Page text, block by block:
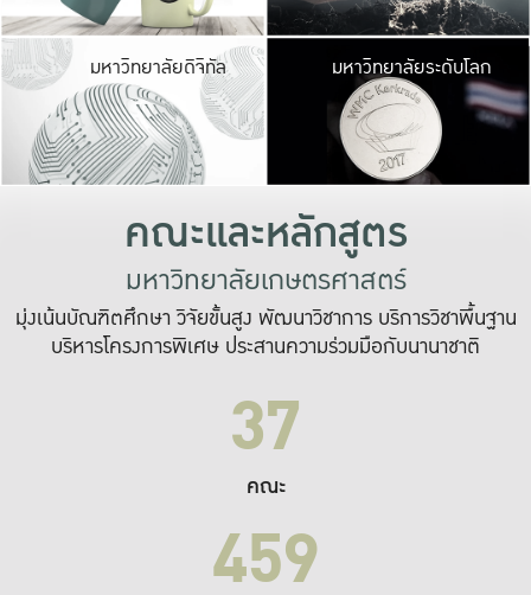
มหาวิทยาลัยดิจิทัล มหาวิ
เปลี่ยนแปลง แล
เพื่อทำง
ระบบสารสนเทศ
มหาวิทยาลัยระดับโลก
คณะและหลักสูตร
มหาวิทยาลัยเกษตรศาสตร์
มุ่งเน้นบัณฑิตศึกษา วิจัยขั้นสูง พัฒนาวิชาการ บริการวิชาพื้นฐาน
บริหารโครงการพิเศษ ประสานความร่วมมือกับนานาชาติ
37
คณะ
459